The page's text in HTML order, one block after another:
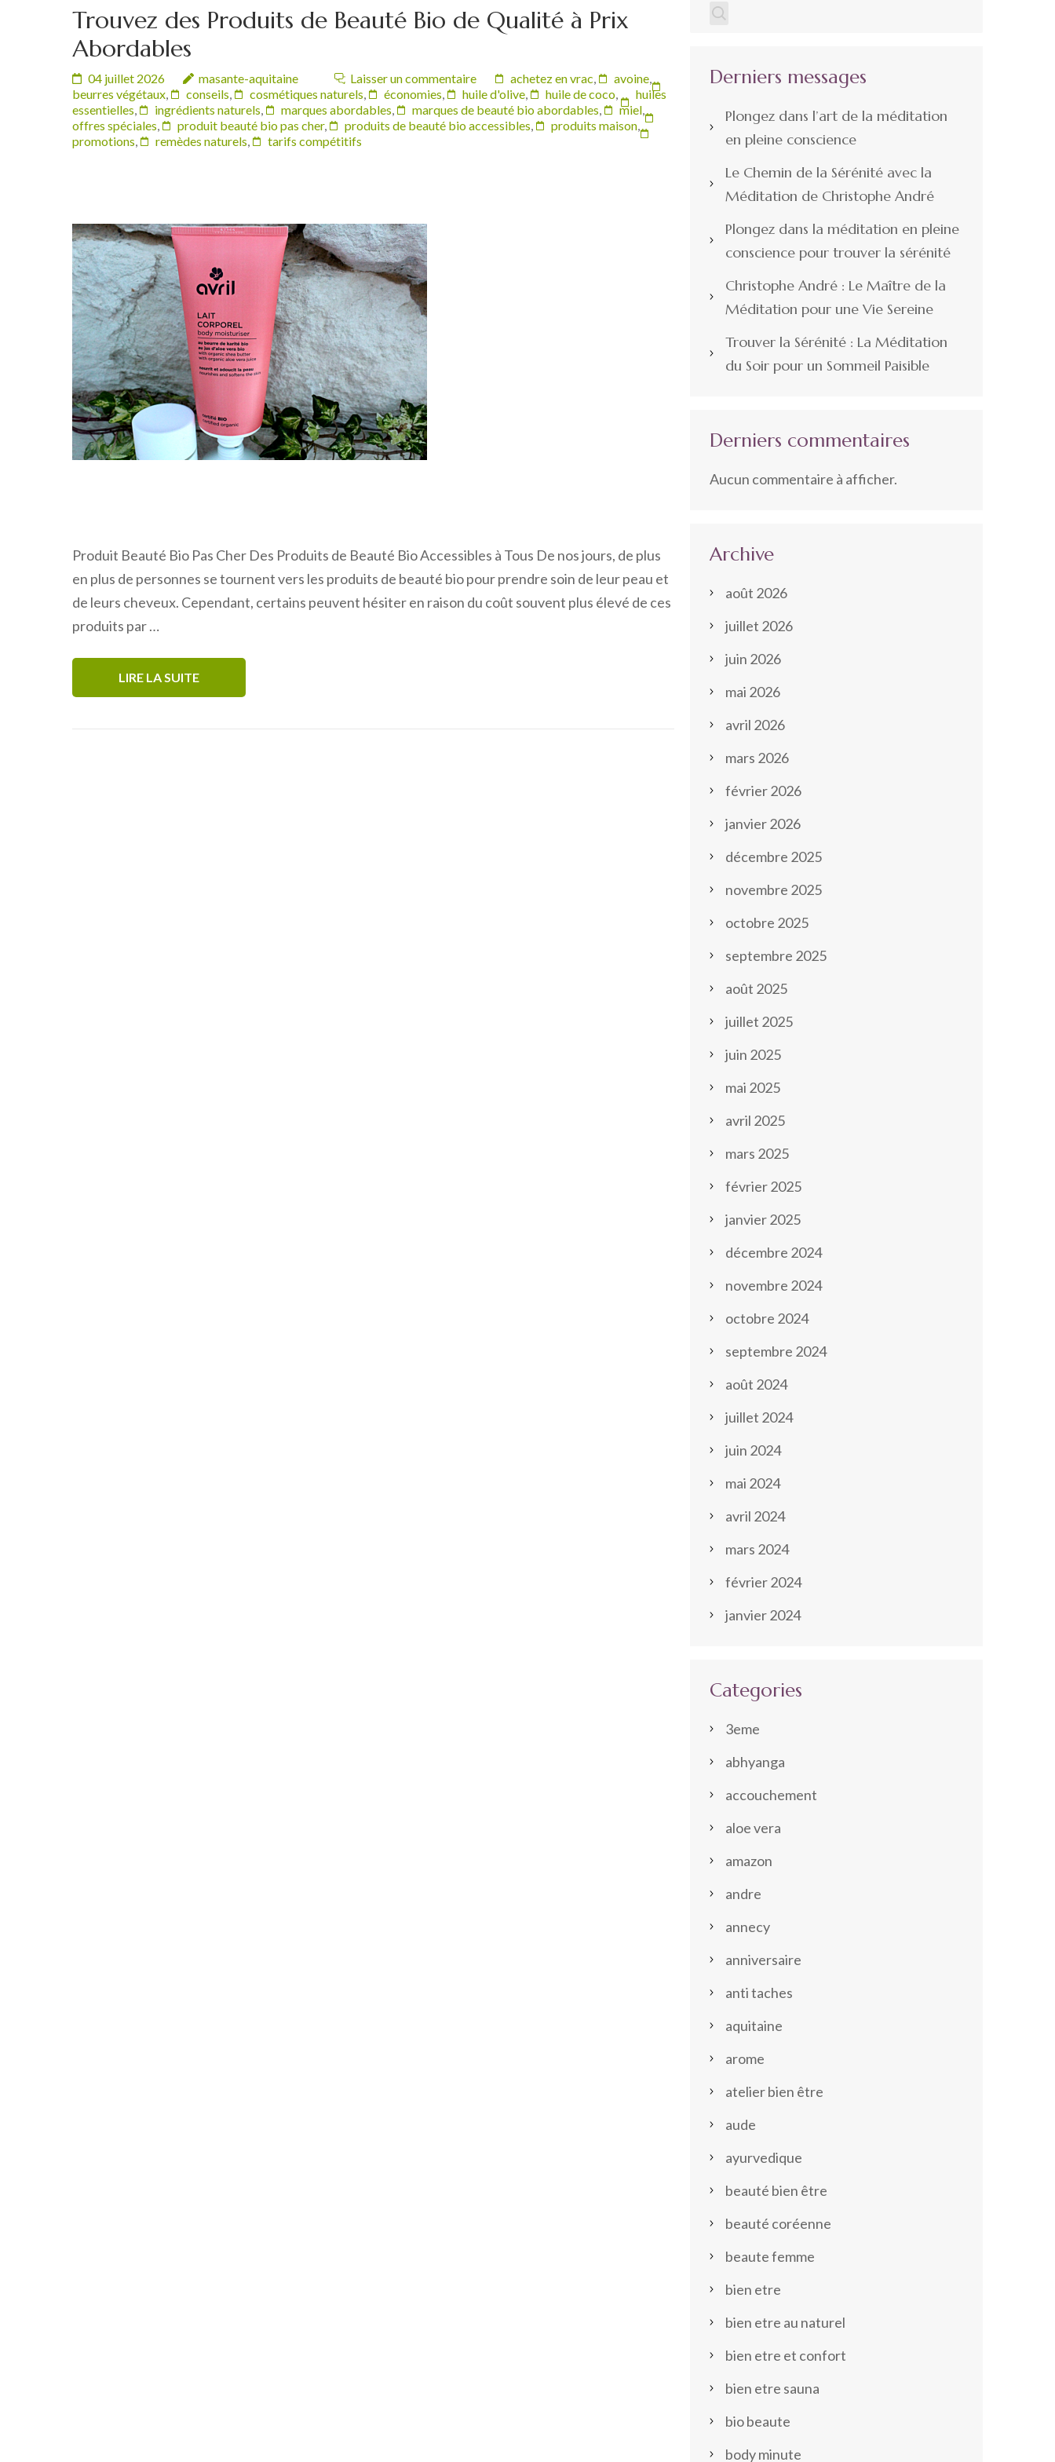
Trouvez des Produits de Beauté Bio de Qualité à Prix
Abordables
04 juillet 2026 masante-aquitaine Laisser un commentaire achetez en vrac, avoine,
beurres végétaux, conseils, cosmétiques naturels, économies, huile d'olive, huile de coco,
huiles
essentielles, ingrédients naturels, marques abordables, marques de beauté bio abordables, miel,
offres spéciales, produit beauté bio pas cher, produits de beauté bio accessibles, produits maison,
promotions, remèdes naturels, tarifs compétitifs
Produit Beauté Bio Pas Cher Des Produits de Beauté Bio Accessibles à Tous De nos jours, de plus
en plus de personnes se tournent vers les produits de beauté bio pour prendre soin de leur peau et
de leurs cheveux. Cependant, certains peuvent hésiter en raison du coût souvent plus élevé de ces
produits par …
LIRE LA SUITE
Derniers messages
Plongez dans l’art de la méditation
en pleine conscience
Le Chemin de la Sérénité avec la
Méditation de Christophe André
Plongez dans la méditation en pleine
conscience pour trouver la sérénité
Christophe André : Le Maître de la
Méditation pour une Vie Sereine
Trouver la Sérénité : La Méditation
du Soir pour un Sommeil Paisible
Derniers commentaires
Aucun commentaire à afficher.
Archive
août 2026
juillet 2026
juin 2026
mai 2026
avril 2026
mars 2026
février 2026
janvier 2026
décembre 2025
novembre 2025
octobre 2025
septembre 2025
août 2025
juillet 2025
juin 2025
mai 2025
avril 2025
mars 2025
février 2025
janvier 2025
décembre 2024
novembre 2024
octobre 2024
septembre 2024
août 2024
juillet 2024
juin 2024
mai 2024
avril 2024
mars 2024
février 2024
janvier 2024
Categories
3eme
abhyanga
accouchement
aloe vera
amazon
andre
annecy
anniversaire
anti taches
aquitaine
arome
atelier bien être
aude
ayurvedique
beauté bien être
beauté coréenne
beaute femme
bien etre
bien etre au naturel
bien etre et confort
bien etre sauna
bio beaute
body minute